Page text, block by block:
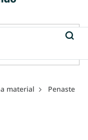
material
Penaste